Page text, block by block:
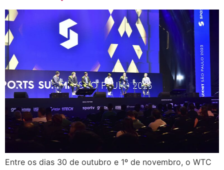
Entre os dias 30 de outubro e 1º de novembro, o WTC